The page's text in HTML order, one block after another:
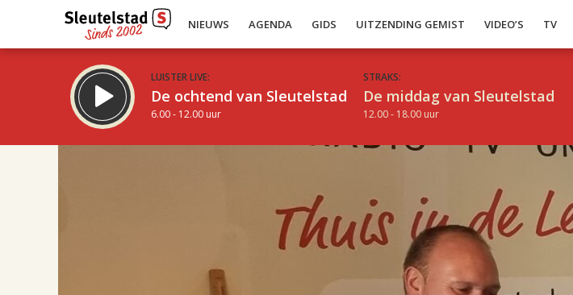
NIEUWS AGENDA GIDS UITZENDING GEMIST VIDEO’S TV
LUISTER LIVE:
De ochtend van Sleutelstad
6.00 - 12.00 uur
STRAKS:
De middag van Sleutelstad
12.00 - 18.00 uur